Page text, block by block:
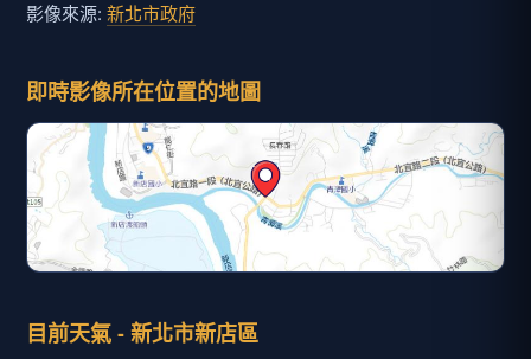
影像來源: 新北市政府
即時影像所在位置的地圖
目前天氣 - 新北市新店區